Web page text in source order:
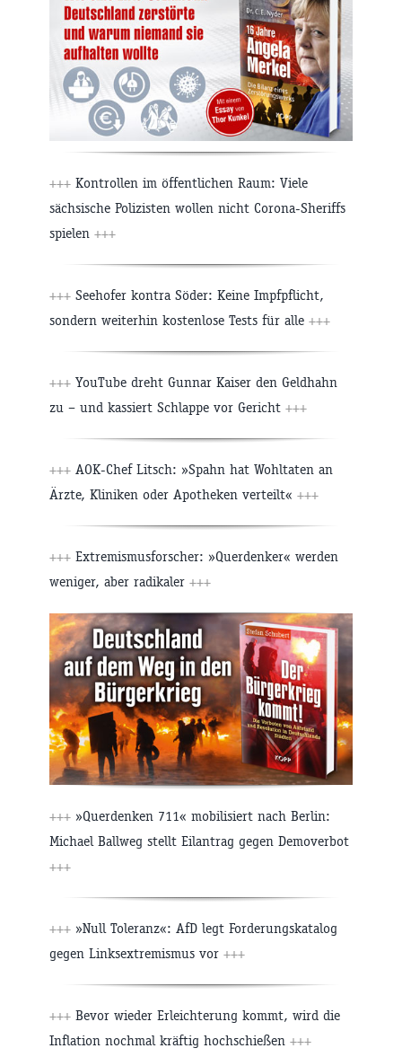
+++ Kontrollen im öffentlichen Raum: Viele
sächsische Polizisten wollen nicht Corona-Sheriffs
spielen +++
+++ Seehofer kontra Söder: Keine Impfpflicht,
sondern weiterhin kostenlose Tests für alle +++
+++ YouTube dreht Gunnar Kaiser den Geldhahn
zu – und kassiert Schlappe vor Gericht +++
+++ AOK-Chef Litsch: »Spahn hat Wohltaten an
Ärzte, Kliniken oder Apotheken verteilt« +++
+++ Extremismusforscher: »Querdenker« werden
weniger, aber radikaler +++
+++ »Querdenken 711« mobilisiert nach Berlin:
Michael Ballweg stellt Eilantrag gegen Demoverbot
+++
+++ »Null Toleranz«: AfD legt Forderungskatalog
gegen Linksextremismus vor +++
+++ Bevor wieder Erleichterung kommt, wird die
Inflation nochmal kräftig hochschießen +++